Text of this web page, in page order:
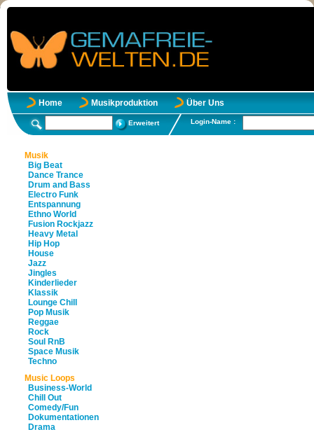
Home Musikproduktion Über Uns
Erweitert Login-Name :
Musik
Big Beat
Dance Trance
Drum and Bass
Electro Funk
Entspannung
Ethno World
Fusion Rockjazz
Heavy Metal
Hip Hop
House
Jazz
Jingles
Kinderlieder
Klassik
Lounge Chill
Pop Musik
Reggae
Rock
Soul RnB
Space Musik
Techno
Music Loops
Business-World
Chill Out
Comedy/Fun
Dokumentationen
Drama